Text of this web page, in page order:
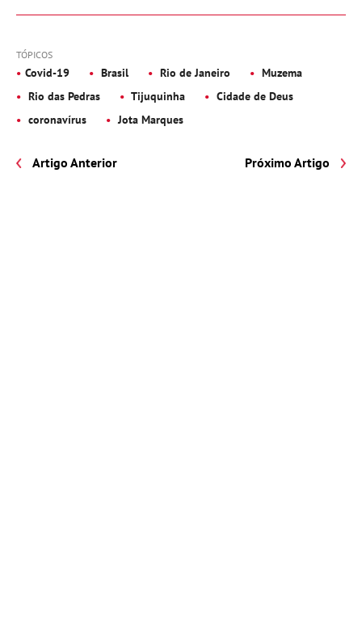
TÓPICOS
Covid-19 Brasil Rio de Janeiro
Muzema
Rio das Pedras
Tijuquinha
Cidade de Deus
coronavírus
Jota Marques
Artigo Anterior Próximo Artigo